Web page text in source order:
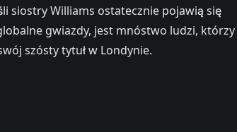
siostry Williams ostatecznie pojawią się
gwiazdy, jest mnóstwo ludzi, którzy
szósty tytuł w Londynie.